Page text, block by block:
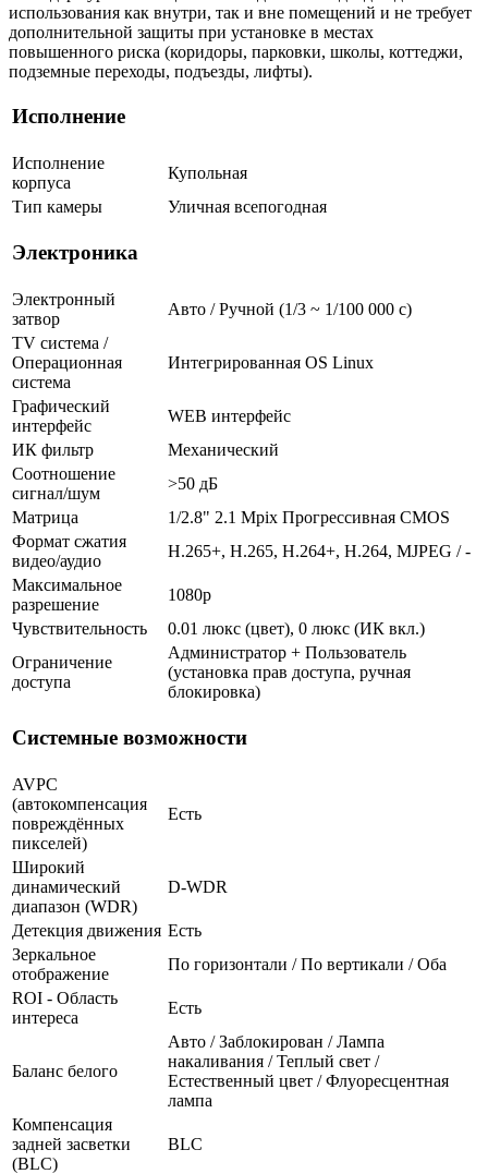
использования как внутри, так и вне помещений и не требует
дополнительной защиты при установке в местах
повышенного риска (коридоры, парковки, школы, коттеджи,
подземные переходы, подъезды, лифты).
Исполнение
Исполнение
корпуса
Купольная
Тип камеры
Уличная всепогодная
Электроника
Электронный
затвор
Авто / Ручной (1/3 ~ 1/100 000 с)
TV система /
Операционная
система
Интегрированная OS Linux
Графический
интерфейс
WEB интерфейс
ИК фильтр
Механический
Соотношение
сигнал/шум
>50 дБ
Матрица
1/2.8" 2.1 Mpix Прогрессивная CMOS
Формат сжатия
видео/аудио
H.265+, H.265, H.264+, H.264, MJPEG / -
Максимальное
разрешение
1080p
Чувствительность
0.01 люкс (цвет), 0 люкс (ИК вкл.)
Ограничение
доступа
Администратор + Пользователь
(установка прав доступа, ручная
блокировка)
Системные возможности
AVPC
(автокомпенсация
повреждённых
пикселей)
Есть
Широкий
динамический
диапазон (WDR)
D-WDR
Детекция движения Есть
Зеркальное
отображение
По горизонтали / По вертикали / Оба
ROI - Область
интереса
Есть
Баланс белого
Авто / Заблокирован / Лампа
накаливания / Теплый свет /
Естественный цвет / Флуоресцентная
лампа
Компенсация
задней засветки
(BLC)
BLC